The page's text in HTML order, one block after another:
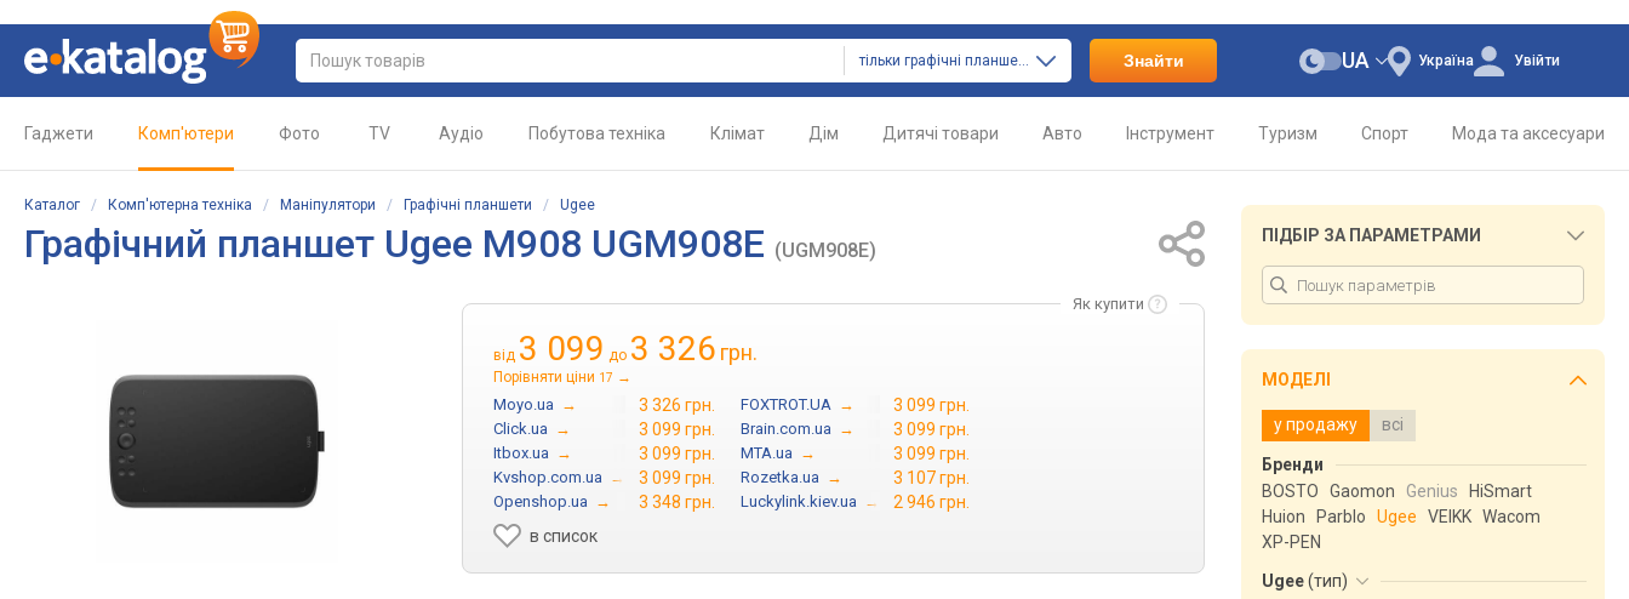
тільки графічні планшети Знайти Україна
UA Увійти
Гаджети Комп'ютери Фото TV Аудіо Побутова техніка Клімат Дім Дитячі товари Авто Інструмент Туризм Спорт Мода та аксесуари
Каталог / Комп'ютерна техніка / Маніпулятори / Графічні планшети / Ugee
Графічний планшет Ugee M908 UGM908E (UGM908E)
Як купити
від 3 099 до 3 326 грн.
Порівняти ціни 17 →
Moyo.ua → 3 326 грн. FOXTROT.UA → 3 099 грн.
Click.ua → 3 099 грн. Brain.com.ua → 3 099 грн.
Itbox.ua → 3 099 грн. MTA.ua → 3 099 грн.
Kvshop.com.ua → 3 099 грн. Rozetka.ua → 3 107 грн.
Openshop.ua → 3 348 грн. Luckylink.kiev.ua →
2 946 грн.
в список
ПІДБІР ЗА ПАРАМЕТРАМИ
МОДЕЛІ
у продажу всі
Бренди
BOSTO
Gaomon Genius
HiSmart
Huion
Parblo Ugee VEIKK Wacom
XP-PEN
Ugee(тип)